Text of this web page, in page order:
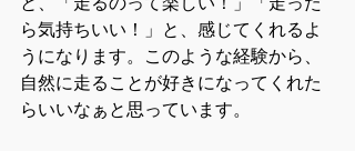
ら気持ちいい！」と、感じてくれるよ
うになります。このような経験から、
自然に走ることが好きになってくれた
らいいなぁと思っています。